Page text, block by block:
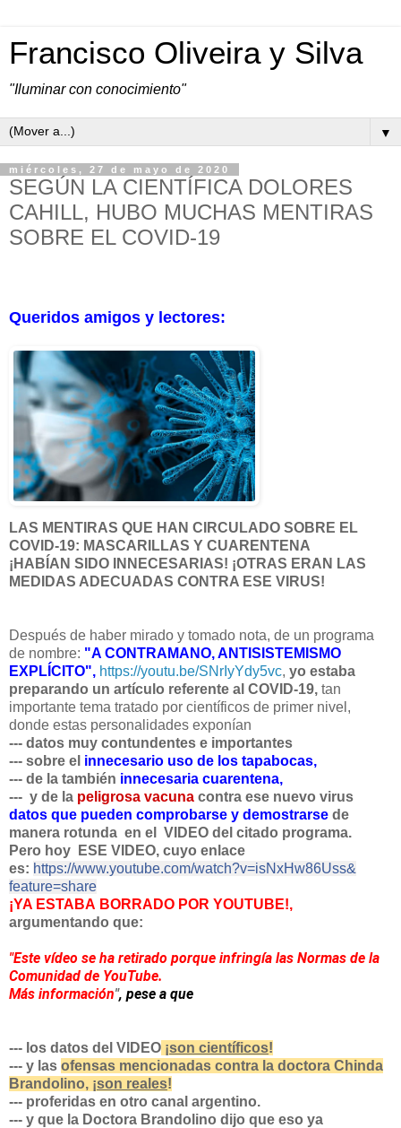
Francisco Oliveira y Silva
"Iluminar con conocimiento"
▼
miércoles, 27 de mayo de 2020
SEGÚN LA CIENTÍFICA DOLORES
CAHILL, HUBO MUCHAS MENTIRAS
SOBRE EL COVID-19
Queridos amigos y lectores:
LAS MENTIRAS QUE HAN CIRCULADO SOBRE EL
COVID-19: MASCARILLAS Y CUARENTENA
¡HABÍAN SIDO INNECESARIAS! ¡OTRAS ERAN LAS
MEDIDAS ADECUADAS CONTRA ESE VIRUS!
Después de haber mirado y tomado nota, de un programa
de nombre: "A CONTRAMANO, ANTISISTEMISMO
EXPLÍCITO", https://youtu.be/SNrIyYdy5vc, yo estaba
preparando un artículo referente al COVID-19, tan
importante tema tratado por científicos de primer nivel,
donde estas personalidades exponían
--- datos muy contundentes e importantes
--- sobre el innecesario uso de los tapabocas,
--- de la también innecesaria cuarentena,
--- y de la peligrosa vacuna contra ese nuevo virus
datos que pueden comprobarse y demostrarse de
manera rotunda en el VIDEO del citado programa.
Pero hoy ESE VIDEO, cuyo enlace
es: https://www.youtube.com/watch?v=isNxHw86Uss&
feature=share
¡YA ESTABA BORRADO POR YOUTUBE!,
argumentando que:
"Este vídeo se ha retirado porque infringía las Normas de la
Comunidad de YouTube.
Más información", pese a que
--- los datos del VIDEO ¡son científicos!
--- y las ofensas mencionadas contra la doctora Chinda
Brandolino, ¡son reales!
--- proferidas en otro canal argentino.
--- y que la Doctora Brandolino dijo que eso ya